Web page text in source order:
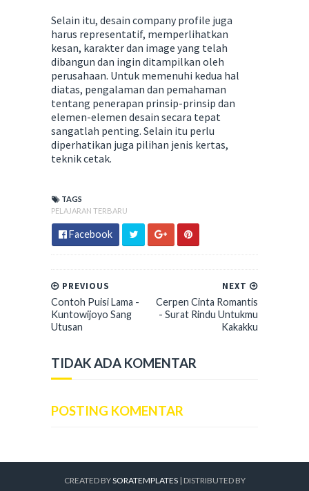
Selain itu, desain company profile juga
harus representatif, memperlihatkan
kesan, karakter dan image yang telah
dibangun dan ingin ditampilkan oleh
perusahaan. Untuk memenuhi kedua hal
diatas, pengalaman dan pemahaman
tentang penerapan prinsip-prinsip dan
elemen-elemen desain secara tepat
sangatlah penting. Selain itu perlu
diperhatikan juga pilihan jenis kertas,
teknik cetak.
TAGS
PELAJARAN TERBARU
Facebook
NEXT
Cerpen Cinta Romantis
- Surat Rindu Untukmu
Kakakku
PREVIOUS
Contoh Puisi Lama -
Kuntowijoyo Sang
Utusan
TIDAK ADA KOMENTAR
POSTING KOMENTAR
CREATED BYSORATEMPLATES| DISTRIBUTED BY